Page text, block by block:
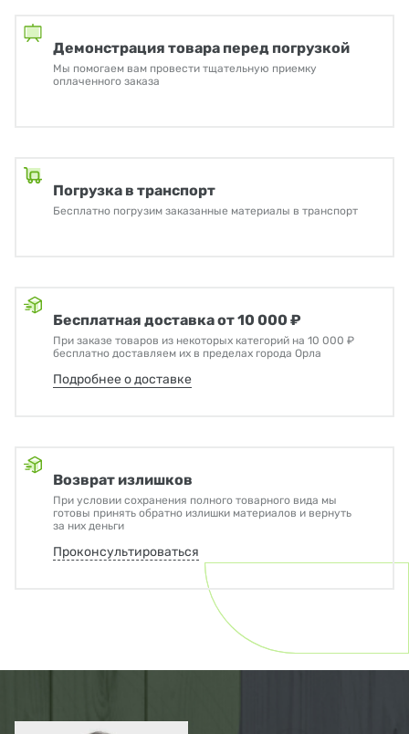
Демонстрация товара перед погрузкой
Мы помогаем вам провести тщательную приемку
оплаченного заказа
Погрузка в транспорт
Бесплатно погрузим заказанные материалы в транспорт
Бесплатная доставка от 10 000 ₽
При заказе товаров из некоторых категорий на 10 000 ₽
бесплатно доставляем их в пределах города Орла
Подробнее о доставке
Возврат излишков
При условии сохранения полного товарного вида мы
готовы принять обратно излишки материалов и вернуть
за них деньги
Проконсультироваться